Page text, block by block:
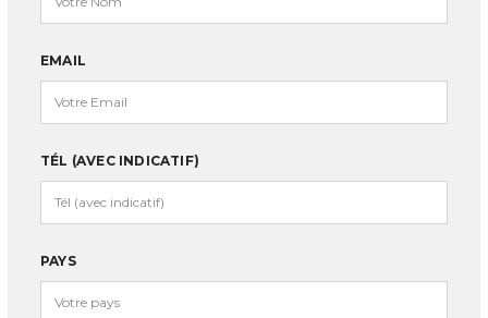
EMAIL
TÉL (AVEC INDICATIF)
PAYS